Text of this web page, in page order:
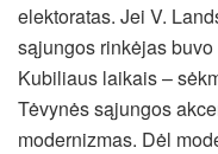
elektoratas. Jei V.
sąjungos rinkėjas
Kubiliaus laikais –
Tėvynės sąjungos
modernizmas. Dėl